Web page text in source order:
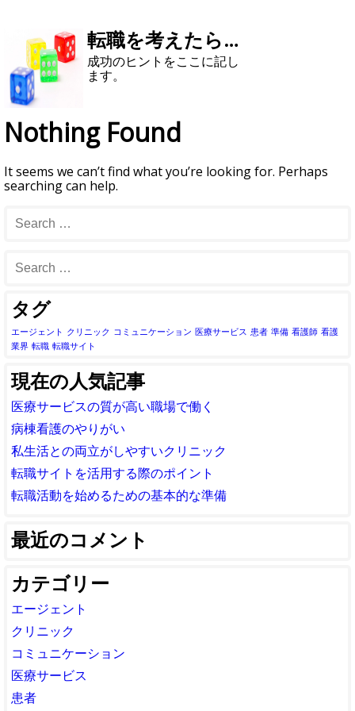
転職を考えたら…
成功のヒントをここに記し
ます。
Nothing Found
It seems we can’t find what you’re looking for. Perhaps
searching can help.
タグ
エージェント クリニック コミュニケーション 医療サービス 患者 準備 看護師 看護
業界 転職 転職サイト
現在の人気記事
医療サービスの質が高い職場で働く
病棟看護のやりがい
私生活との両立がしやすいクリニック
転職サイトを活用する際のポイント
転職活動を始めるための基本的な準備
最近のコメント
カテゴリー
エージェント
クリニック
コミュニケーション
医療サービス
患者